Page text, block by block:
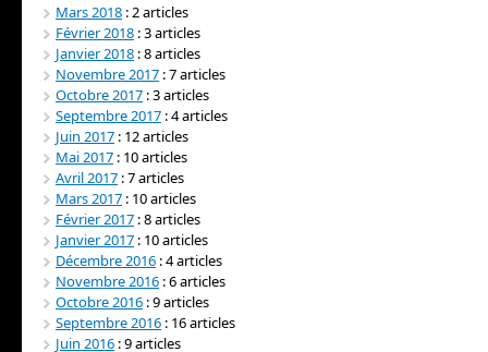
Mars 2018 : 2 articles
Février 2018 : 3 articles
Janvier 2018 : 8 articles
Novembre 2017 : 7 articles
Octobre 2017 : 3 articles
Septembre 2017 : 4 articles
Juin 2017 : 12 articles
Mai 2017 : 10 articles
Avril 2017 : 7 articles
Mars 2017 : 10 articles
Février 2017 : 8 articles
Janvier 2017 : 10 articles
Décembre 2016 : 4 articles
Novembre 2016 : 6 articles
Octobre 2016 : 9 articles
Septembre 2016 : 16 articles
Juin 2016 : 9 articles